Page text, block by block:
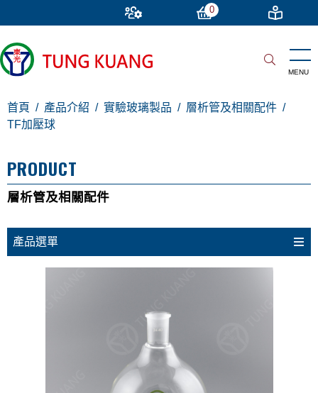
0
首頁 產品介紹 實驗玻璃製品
層析管及相關配件
TF加壓球
PRODUCT
層析管及相關配件
產品選單